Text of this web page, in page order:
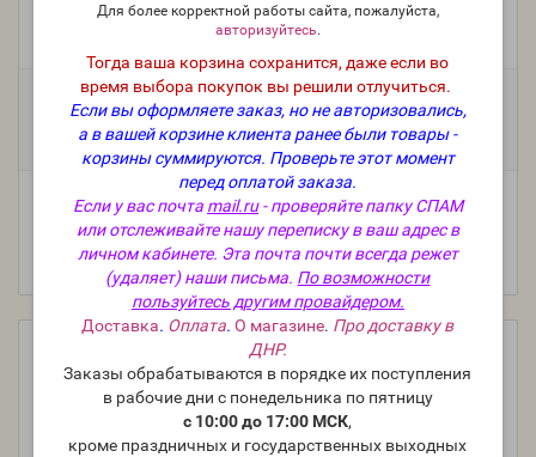
Для более корректной работы сайта, пожалуйста,
авторизуйтесь.
Тогда ваша корзина сохранится, даже если во
время выбора покупок вы решили отлучиться.
Если вы оформляете заказ, но не авторизовались,
а в вашей корзине клиента ранее были товары -
корзины суммируются. Проверьте этот момент
перед оплатой заказа.
Если у вас почта mail.ru- проверяйте папку СПАМ
или отслеживайте нашу переписку в ваш адрес в
личном кабинете. Эта почта почти всегда режет
(удаляет) наши письма. По возможности
пользуйтесь другим провайдером.
Доставка. Оплата.О магазине. Про доставку в
ДНР.
Заказы обрабатываются в порядке их поступления
в рабочие дни с понедельника по пятницу
с 10:00 до 17:00 МСК,
кроме праздничных и государственных выходных
Фасовка:
418 руб. 50 г 220 руб. 25 г 137 руб.